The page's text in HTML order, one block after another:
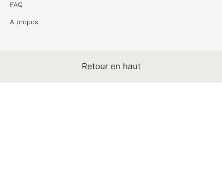
FAQ
A propos
Retour en haut